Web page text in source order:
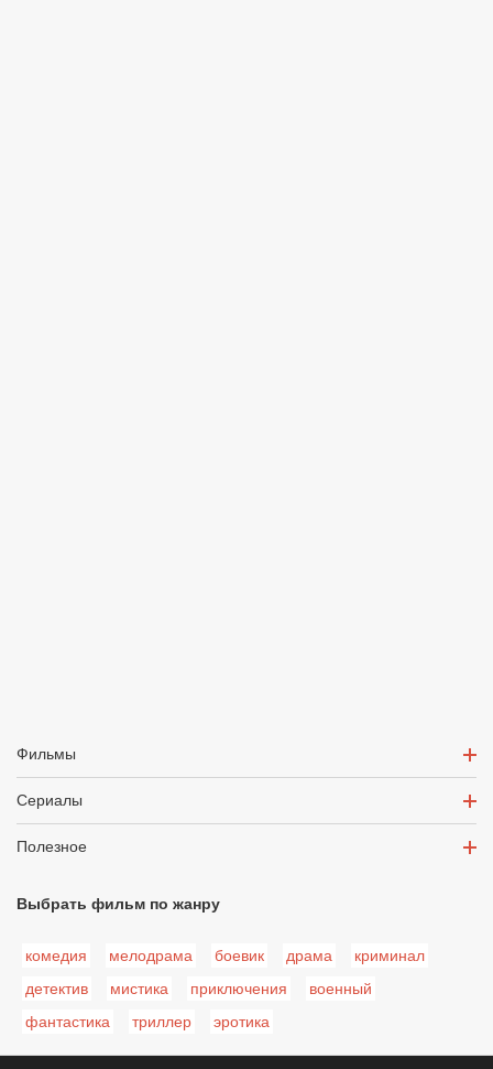
Фильмы
Сериалы
Полезное
Выбрать фильм по жанру
комедия мелодрама боевик драма
криминал
детектив
мистика приключения
военный
фантастика
триллер эротика